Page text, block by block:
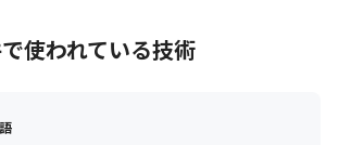
プロジェクトを通じて、急成長する事
使われている技術